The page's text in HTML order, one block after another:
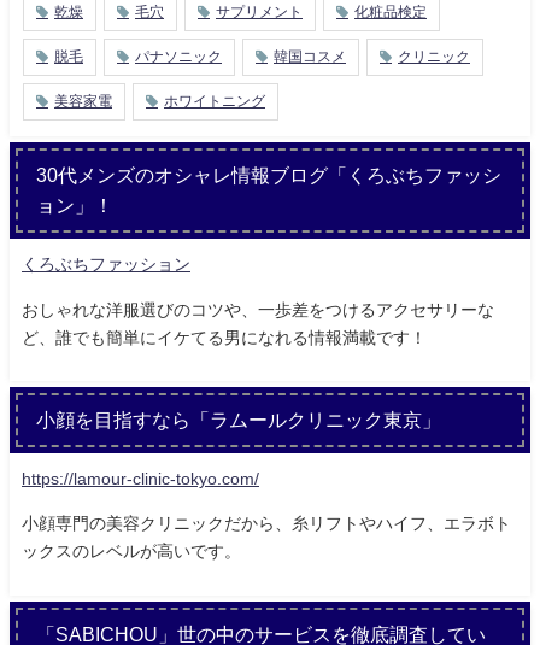
乾燥 毛穴 サプリメント 化粧品検定
脱毛 パナソニック 韓国コスメ クリニック
美容家電 ホワイトニング
30代メンズのオシャレ情報ブログ「くろぶちファッシ
ョン」！
くろぶちファッション
おしゃれな洋服選びのコツや、一歩差をつけるアクセサリーな
ど、誰でも簡単にイケてる男になれる情報満載です！
小顔を目指すなら「ラムールクリニック東京」
https://lamour-clinic-tokyo.com/
小顔専門の美容クリニックだから、糸リフトやハイフ、エラボト
ックスのレベルが高いです。
「SABICHOU」世の中のサービスを徹底調査してい